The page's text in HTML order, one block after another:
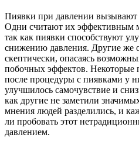
Пиявки при давлении
Одни считают их эффективным
так как пиявки способствуют
снижению давления. Другие же
скептически, опасаясь
побочных эффектов. Некоторые
после процедуры с пиявками у
улучшилось самочувствие и
как другие не заметили
мнения людей разделились, и
ли пробовать этот
давлением.